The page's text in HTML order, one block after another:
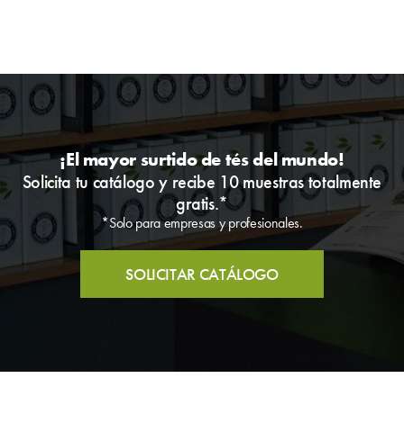
¡El mayor surtido de tés del mundo!
Solicita tu catálogo y recibe 10 muestras totalmente
gratis.*
*Solo para empresas y profesionales.
SOLICITAR CATÁLOGO